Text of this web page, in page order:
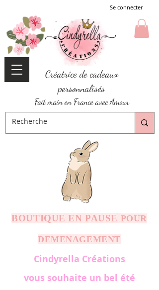
Se connecter
Créatrice de cadeaux
personnalisés
Fait main en France avec Amour
BOUTIQUE EN PAUSE POUR
DEMENAGEMENT
Cindyrella Créations
vous souhaite un bel été